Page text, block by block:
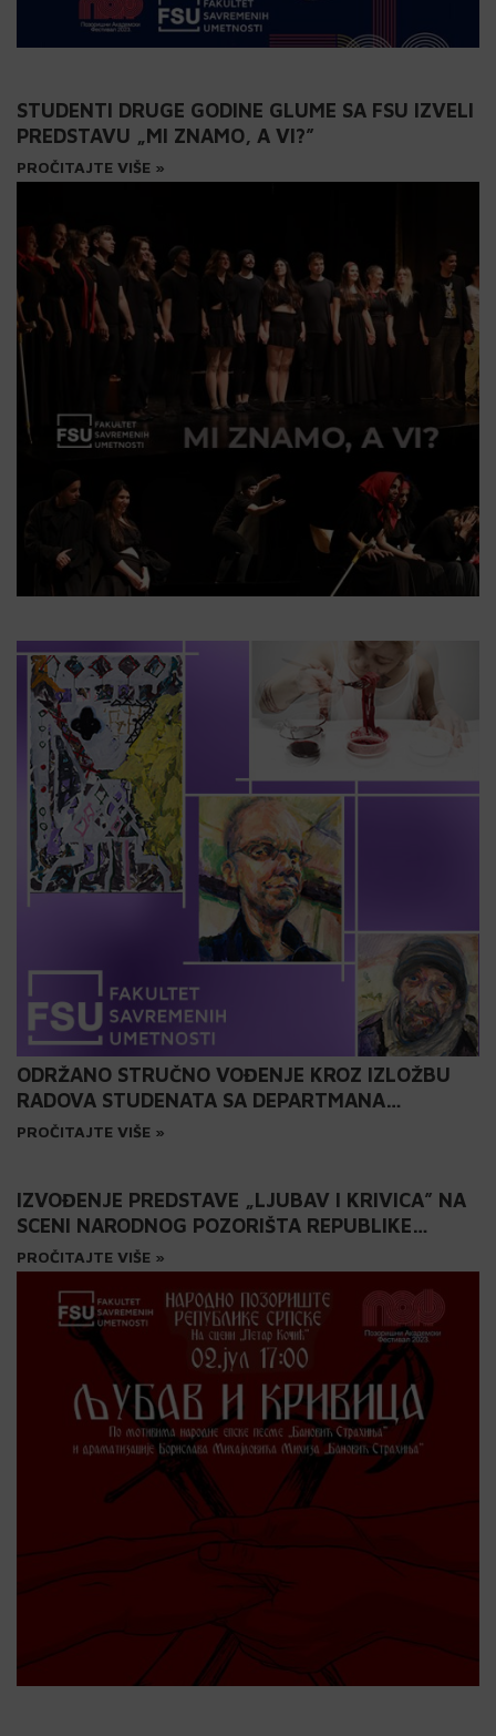
STUDENTI DRUGE GODINE GLUME SA FSU IZVELI
PREDSTAVU „MI ZNAMO, A VI?”
PROČITAJTE VIŠE »
ODRŽANO STRUČNO VOĐENJE KROZ IZLOŽBU
RADOVA STUDENATA SA DEPARTMANA
VIZUELNIH UMETNOSTI
PROČITAJTE VIŠE »
IZVOĐENJE PREDSTAVE „LJUBAV I KRIVICA” NA
SCENI NARODNOG POZORIŠTA REPUBLIKE
SRPSKE
PROČITAJTE VIŠE »